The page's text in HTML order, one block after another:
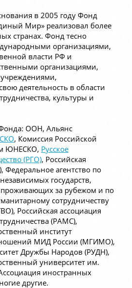
в 2005 году Фонд
Мир» реализовал более
странах. Фонд тесно
организациями,
власти РФ и
организациями,
деятельность в области
культуры и
ООН, Альянс
, Комиссия Российской
ЮНЕСКО, Русское
(РГО), Российская
Федеральное агентство по
государств,
проживающих за рубежом и по
сотрудничеству
Российская ассоциация
(РАМС),
институт
МИД России (МГИМО),
Дружбы Народов (РУДН),
университет им.
иностранных
другие.